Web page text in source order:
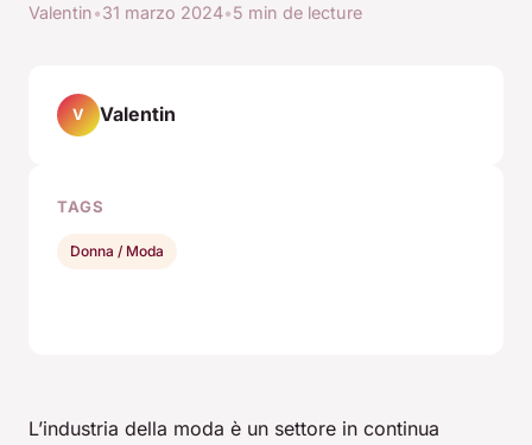
Valentin•31 marzo 2024•5 min de lecture
L’industria della moda è un settore in continua
V Valentin
TAGS
Donna / Moda